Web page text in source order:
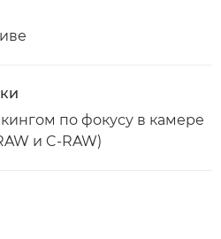
по фокусу в камере
и C-RAW)